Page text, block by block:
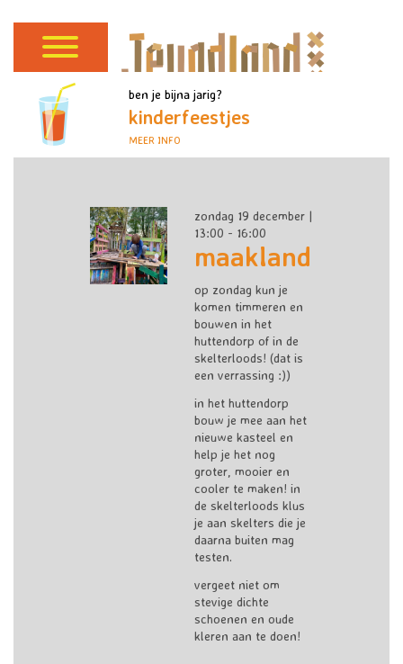
ben je bijna jarig?
kinderfeestjes
MEER INFO
zondag 19 december |
13:00 - 16:00
maakland
op zondag kun je
komen timmeren en
bouwen in het
huttendorp of in de
skelterloods! (dat is
een verrassing :))
in het huttendorp
bouw je mee aan het
nieuwe kasteel en
help je het nog
groter, mooier en
cooler te maken! in
de skelterloods klus
je aan skelters die je
daarna buiten mag
testen.
vergeet niet om
stevige dichte
schoenen en oude
kleren aan te doen!